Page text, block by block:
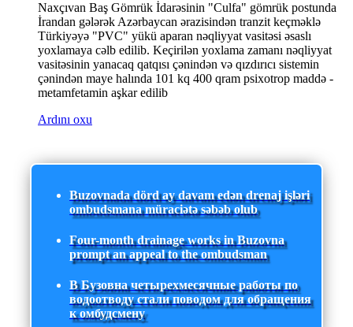
Naxçıvan Baş Gömrük İdarəsinin "Culfa" gömrük postunda
İrandan gələrək Azərbaycan ərazisindən tranzit keçməklə
Türkiyəyə "PVC" yükü aparan nəqliyyat vasitəsi əsaslı
yoxlamaya cəlb edilib. Keçirilən yoxlama zamanı nəqliyyat
vasitəsinin yanacaq qatqısı çənindən və qızdırıcı sistemin
çənindən maye halında 101 kq 400 qram psixotrop maddə -
metamfetamin aşkar edilib
Ardını oxu
Buzovnada dörd ay davam edən drenaj işləri
ombudsmana müraciətə səbəb olub
Four-month drainage works in Buzovna
prompt an appeal to the ombudsman
В Бузовна четырехмесячные работы по
водоотводу стали поводом для обращения
к омбудсмену